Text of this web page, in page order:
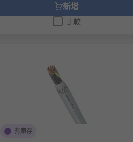
新增
比較
有庫存